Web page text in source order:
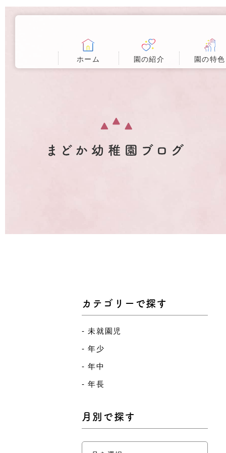
ホーム 園の紹介 園の特色
カテゴリーで探す
未就園児
年少
年中
年長
月別で探す